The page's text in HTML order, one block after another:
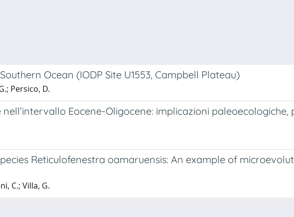
Ocean (IODP Site U1553, Campbell Plateau)
Persico, D.
Eocene-Oligocene: implicazioni paleoecologiche,
Reticulofenestra oamaruensis: An example of
C.; Villa, G.